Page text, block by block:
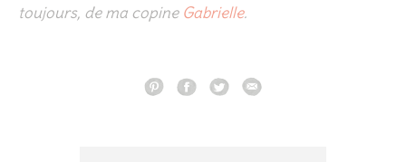
toujours, de ma copine Gabrielle.